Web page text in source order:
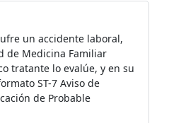
un accidente laboral,
de Medicina Familiar
tratante lo evalúe, y en su
ST-7 Aviso de
de Probable